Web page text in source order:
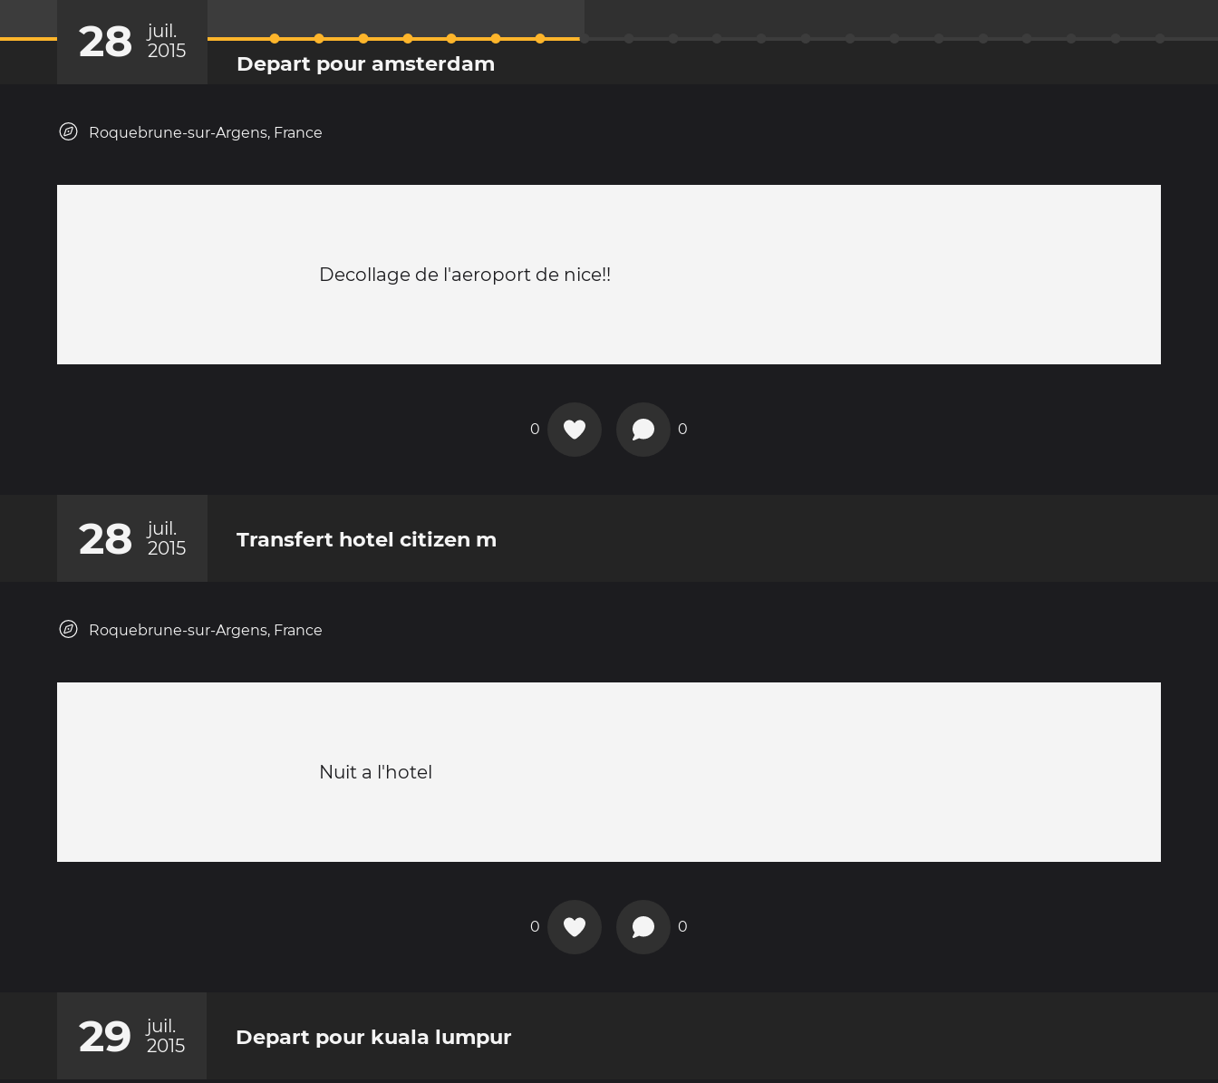
28
juil.
2015
Depart pour amsterdam
Roquebrune-sur-Argens, France
Decollage de l'aeroport de nice!!
0 0
28
juil.
2015
Transfert hotel citizen m
Roquebrune-sur-Argens, France
Nuit a l'hotel
0 0
29
juil.
2015
Depart pour kuala lumpur